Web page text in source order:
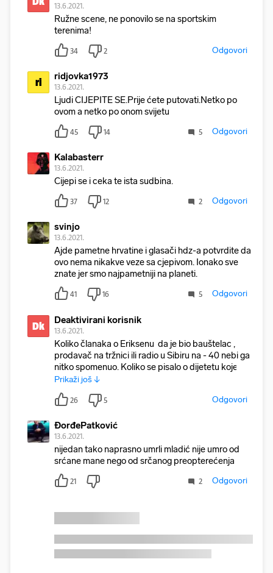
13.6.2021.
Ružne scene, ne ponovilo se na sportskim
terenima!
34 2 Odgovori
ri ridjovka1973
13.6.2021.
Ljudi CIJEPITE SE.Prije ćete putovati.Netko po
ovom a netko po onom svijetu
45 14 5 Odgovori
Kalabasterr
13.6.2021.
Cijepi se i ceka te ista sudbina.
37 12 2 Odgovori
svinjo
13.6.2021.
Ajde pametne hrvatine i glasači hdz-a potvrdite da
ovo nema nikakve veze sa cjepivom. Ionako sve
znate jer smo najpametniji na planeti.
41 16 5 Odgovori
Dk Deaktivirani korisnik
13.6.2021.
Koliko članaka o Eriksenu da je bio bauštelac ,
prodavač na tržnici ili radio u Sibiru na - 40 nebi ga
nitko spomenuo. Koliko se pisalo o dijetetu koje j
Prikaži još ↓
26 5 Odgovori
ĐorđePatković
13.6.2021.
nijedan tako naprasno umrli mladić nije umro od
srćane mane nego od srčanog preopterećenja
21 2 Odgovori